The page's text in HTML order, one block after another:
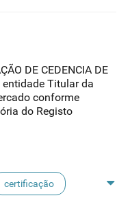
DE CEDENCIA DE
entidade Titular da
conforme
do Registo
certificação